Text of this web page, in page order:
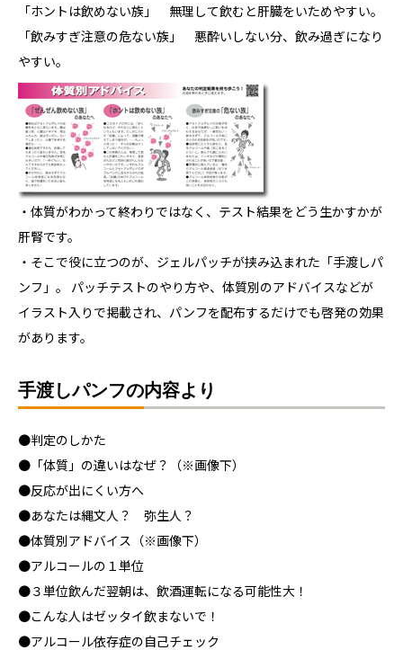
「ホントは飲めない族」 無理して飲むと肝臓をいためやすい。
「飲みすぎ注意の危ない族」 悪酔いしない分、飲み過ぎになり
やすい。
・体質がわかって終わりではなく、テスト結果をどう生かすかが
肝腎です。
・そこで役に立つのが、ジェルパッチが挟み込まれた「手渡しパ
ンフ」。 パッチテストのやり方や、体質別のアドバイスなどが
イラスト入りで掲載され、パンフを配布するだけでも啓発の効果
があります。
手渡しパンフの内容より
●判定のしかた
●「体質」の違いはなぜ？（※画像下）
●反応が出にくい方へ
●あなたは縄文人？ 弥生人？
●体質別アドバイス（※画像下）
●アルコールの１単位
●３単位飲んだ翌朝は、飲酒運転になる可能性大！
●こんな人はゼッタイ飲まないで！
●アルコール依存症の自己チェック